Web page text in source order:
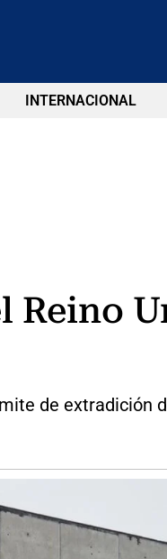
INTERNACIONAL
Reino
de extradición